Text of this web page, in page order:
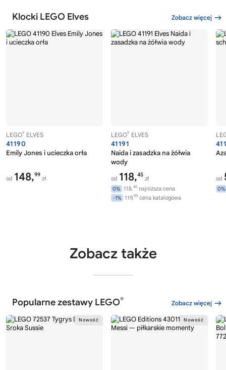
Klocki LEGO Elves Zobacz więcej
LEGO® ELVES
41190
Emily Jones i ucieczka orła
od 148,99
zł
LEGO® ELVES
41191
Naida i zasadzka na żółwia
wody
od 118,45
zł
0% 118,45 najniższa cena
-1% 119,99 cena katalogowa
od
0%
Zobacz także
Popularne zestawy LEGO® Zobacz więcej